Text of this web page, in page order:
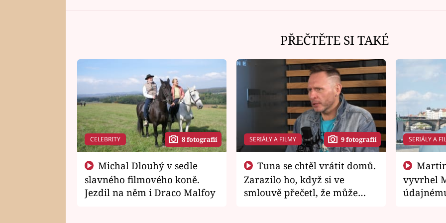
PŘEČTĚTE SI TAKÉ
CELEBRITY 8 fotografií
slavného filmového koně.
Jezdil na něm i Draco Malfoy
SERIÁLY A FILMY 9 fotografií
Zarazilo ho, když si ve
smlouvě přečetl, že může
SERIÁLY A
vyvrhel